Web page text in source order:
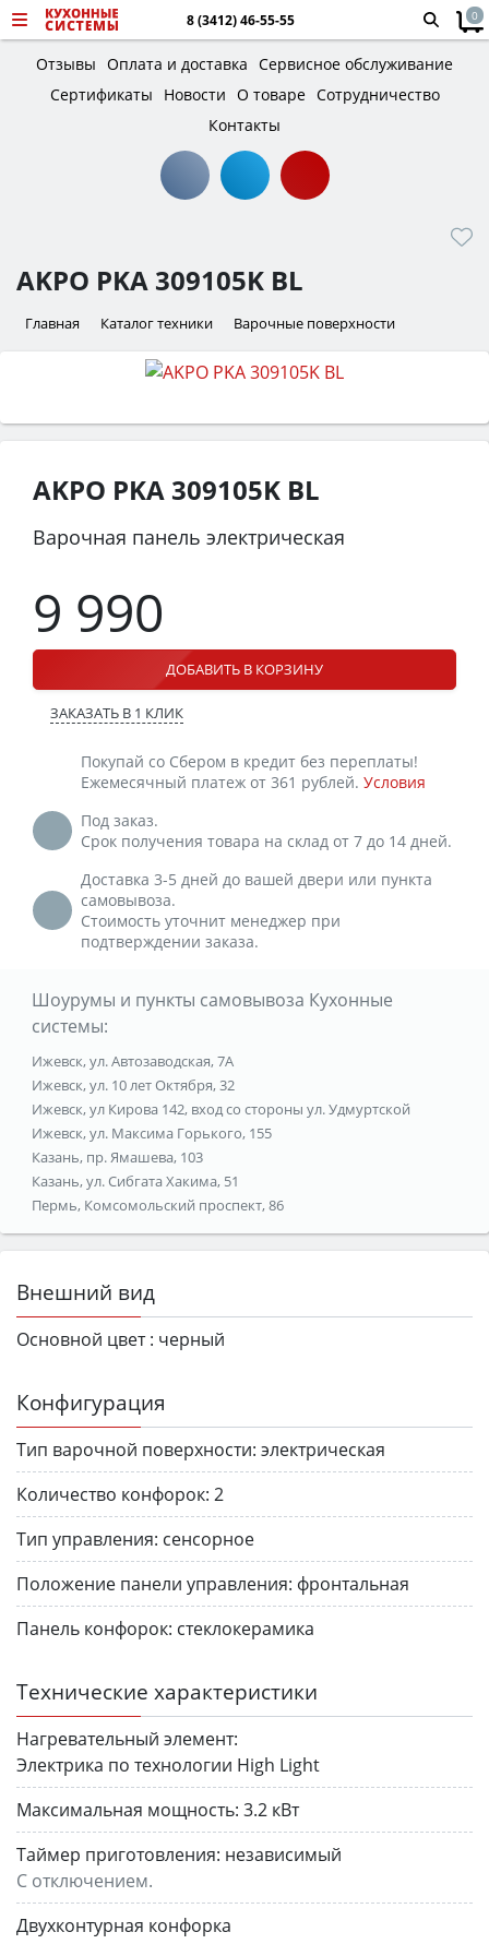
8 (3412) 46-55-55 0
Отзывы Оплата и доставка Сервисное обслуживание
Сертификаты
Новости О товаре Сотрудничество
Контакты
AKPO PKA 309105K BL
Главная Каталог техники Варочные поверхности
AKPO PKA 309105K BL
Варочная панель электрическая
9 990
ДОБАВИТЬ В КОРЗИНУ
ЗАКАЗАТЬ В 1 КЛИК
Покупай со Сбером в кредит без переплаты!
Ежемесячный платеж от 361 рублей. Условия
Под заказ.
Срок получения товара на склад от 7 до 14 дней.
Доставка 3-5 дней до вашей двери или пункта
самовывоза.
Стоимость уточнит менеджер при
подтверждении заказа.
Шоурумы и пункты самовывоза Кухонные
системы:
Ижевск, ул. Автозаводская, 7А
Ижевск, ул. 10 лет Октября, 32
Ижевск, ул Кирова 142, вход со стороны ул. Удмуртской
Ижевск, ул. Максима Горького, 155
Казань, пр. Ямашева, 103
Казань, ул. Сибгата Хакима, 51
Пермь, Комсомольский проспект, 86
Внешний вид
Основной цвет : черный
Конфигурация
Тип варочной поверхности: электрическая
Количество конфорок: 2
Тип управления: сенсорное
Положение панели управления: фронтальная
Панель конфорок: стеклокерамика
Технические характеристики
Нагревательный элемент:
Электрика по технологии High Light
Максимальная мощность: 3.2 кВт
Таймер приготовления: независимый
С отключением.
Двухконтурная конфорка